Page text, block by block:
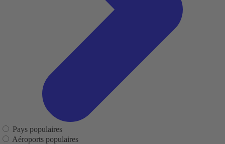
Pays populaires
Aéroports populaires